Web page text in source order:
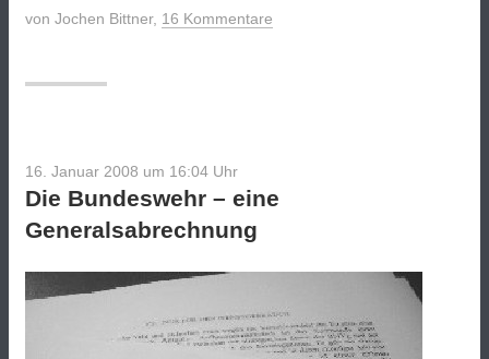
von Jochen Bittner, 16 Kommentare
16. Januar 2008 um 16:04 Uhr
Die Bundeswehr – eine
Generalsabrechnung